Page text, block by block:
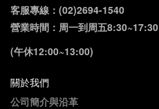
客服專線：(02)2694-1540
營業時間：周一到周五8:30~17:30
(午休12:00~13:00)
關於我們
公司簡介與沿革